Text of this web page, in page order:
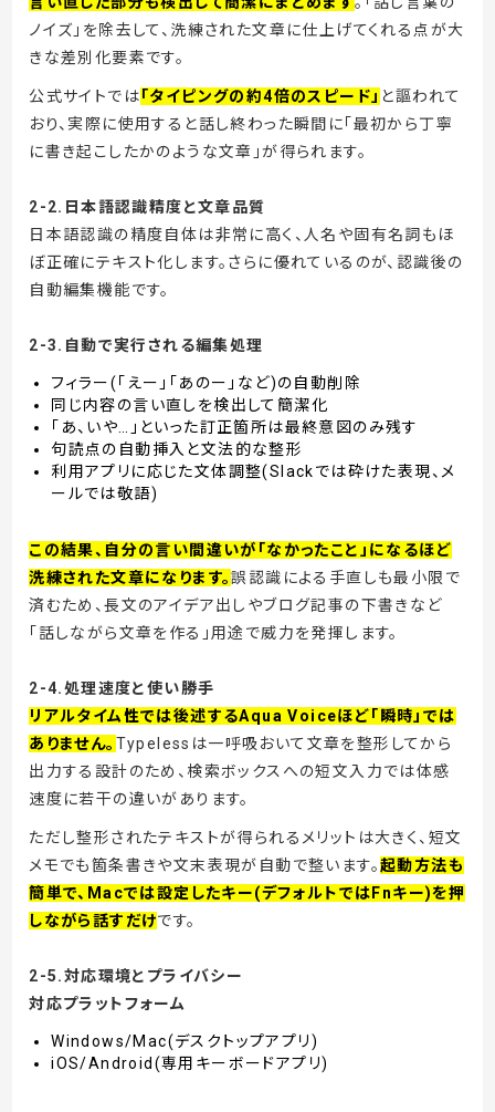
ノイズ」を除去して、洗練された文章に仕上げてくれる点が大
きな差別化要素です。
公式サイトでは「タイピングの約4倍のスピード」 と謳われて
おり、実際に使用すると話し終わった瞬間に「最初から丁寧
に書き起こしたかのような文章」が得られます。
2-2.日本語認識精度と文章品質
日本語認識の精度自体は非常に高く、人名や固有名詞もほ
ぼ正確にテキスト化します。さらに優れているのが、認識後の
自動編集機能です。
2-3.自動で実行される編集処理
フィラー(「えー」「あのー」など)の自動削除
同じ内容の言い直しを検出して簡潔化
「あ、いや…」といった訂正箇所は最終意図のみ残す
句読点の自動挿入と文法的な整形
利用アプリに応じた文体調整(Slackでは砕けた表現、メ
ールでは敬語)
この結果、自分の言い間違いが「なかったこと」になるほど
洗練された文章になります。誤認識による手直しも最小限で
済むため、長文のアイデア出しやブログ記事の下書きなど
「話しながら文章を作る」用途で威力を発揮します。
2-4.処理速度と使い勝手
リアルタイム性では後述するAqua Voiceほど「瞬時」では
ありません。 Typelessは一呼吸おいて文章を整形してから
出力する設計のため、検索ボックスへの短文入力では体感
速度に若干の違いがあります。
ただし整形されたテキストが得られるメリットは大きく、短文
メモでも箇条書きや文末表現が自動で整います。起動方法も
簡単で、Macでは設定したキー(デフォルトではFnキー)を押
しながら話すだけです。
2-5.対応環境とプライバシー
対応プラットフォーム
Windows/Mac(デスクトップアプリ)
iOS/Android(専用キーボードアプリ)